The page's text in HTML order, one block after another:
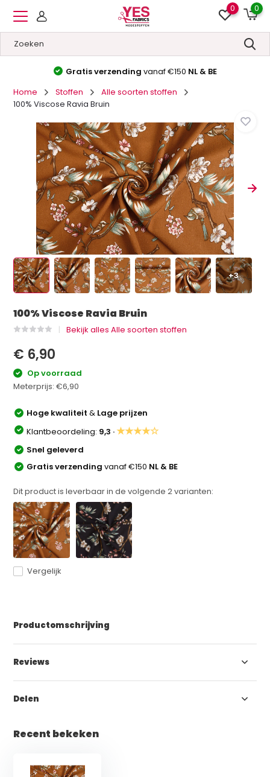
0 0
Gratis verzending vanaf €150 NL & BE
Home
Stoffen
Alle soorten stoffen
100% Viscose Ravia Bruin
+3
100% Viscose Ravia Bruin
Bekijk alles Alle soorten stoffen
€ 6,90
Op voorraad
Meterprijs:€6,90
Hoge kwaliteit& Lage prijzen
Klantbeoordeling: 9,3 ·★★★★☆
Snel geleverd
Gratis verzendingvanaf €150 NL & BE
Dit product is leverbaar in de volgende2varianten:
Vergelijk
Productomschrijving
Reviews
Delen
Recent bekeken